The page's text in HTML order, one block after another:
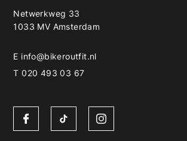
Netwerkweg 33
1033 MV Amsterdam
E info@bikeroutfit.nl
T 020 493 03 67